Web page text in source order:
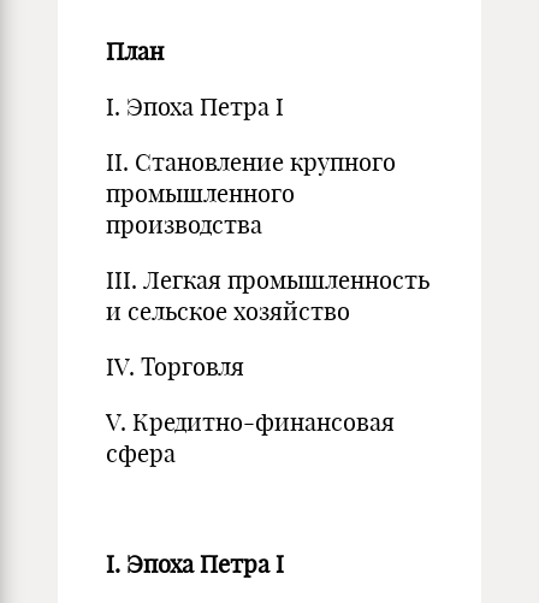
План
I. Эпоха Петра I
II. Становление крупного
промышленного
производства
III. Легкая промышленность
и сельское хозяйство
IV. Торговля
V. Кредитно-финансовая
сфера
I. Эпоха Петра I